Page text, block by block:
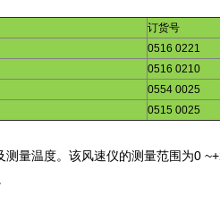
订货号
0516 0221
0516 0210
0554 0025
0515 0025
量温度。该风速仪的测量范围为0